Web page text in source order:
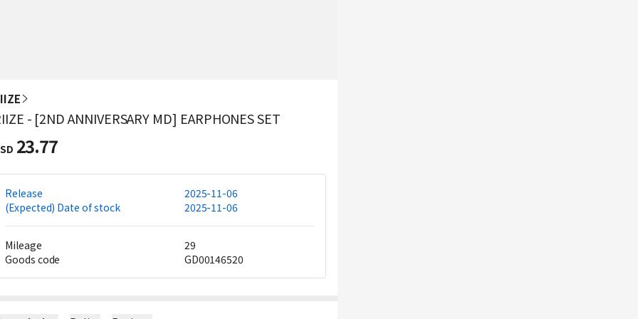
- [2ND ANNIVERSARY MD] EARPHONES SET
23.77
Release
2025-11-06
(Expected) Date of stock
2025-11-06
Mileage
29
Goods code
GD00146520